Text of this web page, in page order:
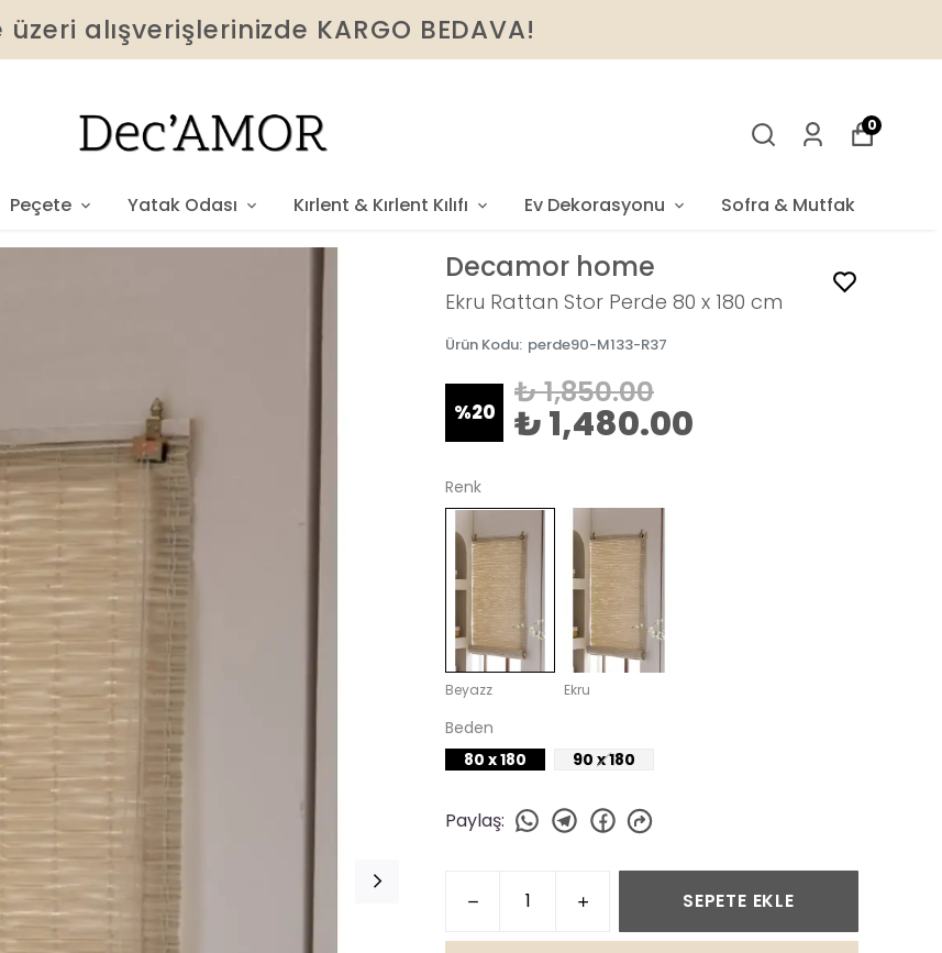
alışverişlerinizde KARGO BEDAVA!
Peçete Yatak Odası Kırlent & Kırlent Kılıfı Ev Dekorasyonu Sofra & Mutfak
0
Decamor home
Ekru Rattan Stor Perde 80 x 180 cm
Ürün Kodu: perde90-M133-R37
%20
₺ 1,850.00
₺ 1,480.00
Renk
Beyazz Ekru
Beden
80 x 180
90 x 180
Paylaş:
SEPETE EKLE